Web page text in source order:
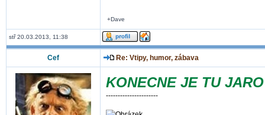
+Dave
stř 20.03.2013, 11:38
Cef Re: Vtipy, humor, zábava
KONECNE JE TU
----------------------